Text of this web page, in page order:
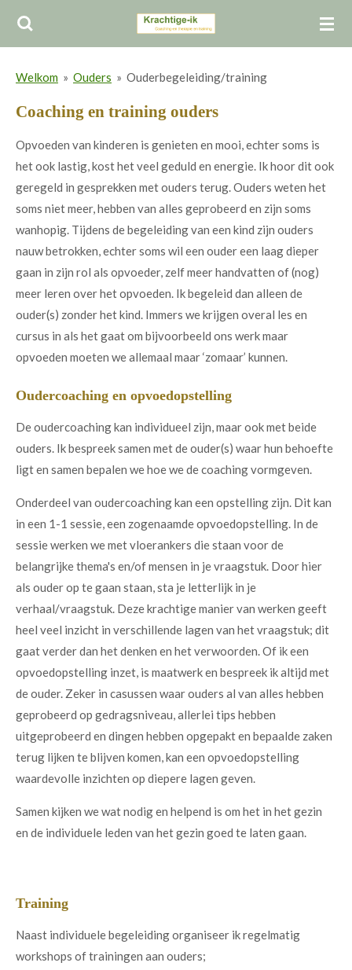
Ga
de
hoofdinhoud
Welkom » Ouders » Ouderbegeleiding/training
Coaching en training ouders
Opvoeden van kinderen is genieten en mooi, echter soms is
het ook lastig, kost het veel geduld en energie. Ik hoor dit ook
geregeld in gesprekken met ouders terug. Ouders weten het
soms niet meer, hebben van alles geprobeerd en zijn soms
wanhopig. Tijdens de begeleiding van een kind zijn ouders
nauw betrokken, echter soms wil een ouder een laag dieper
gaan in zijn rol als opvoeder, zelf meer handvatten of (nog)
meer leren over het opvoeden. Ik begeleid dan alleen de
ouder(s) zonder het kind. Immers we krijgen overal les en
cursus in als het gaat om bijvoorbeeld ons werk maar
opvoeden moeten we allemaal maar ‘zomaar’ kunnen.
Oudercoaching en opvoedopstelling
De oudercoaching kan individueel zijn, maar ook met beide
ouders. Ik bespreek samen met de ouder(s) waar hun behoefte
ligt en samen bepalen we hoe we de coaching vormgeven.
Onderdeel van oudercoaching kan een opstelling zijn. Dit kan
in een 1-1 sessie, een zogenaamde opvoedopstelling. In de
sessie werken we met vloerankers die staan voor de
belangrijke thema's en/of mensen in je vraagstuk. Door hier
als ouder op te gaan staan, sta je letterlijk in je
verhaal/vraagstuk. Deze krachtige manier van werken geeft
heel veel inzicht in verschillende lagen van het vraagstuk; dit
gaat verder dan het denken en het verwoorden. Of ik een
opvoedopstelling inzet, is maatwerk en bespreek ik altijd met
de ouder. Zeker in casussen waar ouders al van alles hebben
geprobeerd op gedragsniveau, allerlei tips hebben
uitgeprobeerd en dingen hebben opgepakt en bepaalde zaken
terug lijken te blijven komen, kan een opvoedopstelling
waardevolle inzichten op diepere lagen geven.
Samen kijken we wat nodig en helpend is om het in het gezin
en de individuele leden van het gezin goed te laten gaan.
Training
Naast individuele begeleiding organiseer ik regelmatig
workshops of trainingen aan ouders;